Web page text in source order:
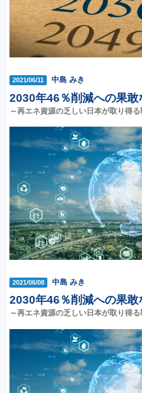
2021/06/11 中島 みき
2030年46％削減への果敢
～再エネ資源の乏しい日本が取り得る
2021/06/08 中島 みき
2030年46％削減への果敢
～再エネ資源の乏しい日本が取り得る